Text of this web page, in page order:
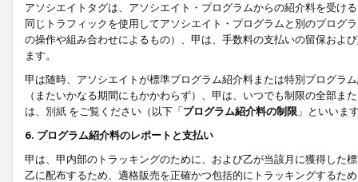
アソシエイトタグは、アソシエイト・プログラムからの紹介料を受け
同じトラフィックを使用してアソシエイト・プログラムと別のプログ
の操作や組み合わせによるもの）、甲は、手数料の支払いの留保およ
ます。
甲は随時、アソシエイトが標準プログラム紹介料または特別プログラ
（またいかなる期間にもかかわらず）、甲は、いつでも制限の全部
は、 別紙 をご覧ください（以下「プログラム紹介料の制限 」といいま
6. プログラム紹介料のレポートと支払い
甲は、甲内部のトラッキングのために、および乙が当該月に獲得した
乙に配布するため、適格販売を正確かつ包括的にトラッキングするた